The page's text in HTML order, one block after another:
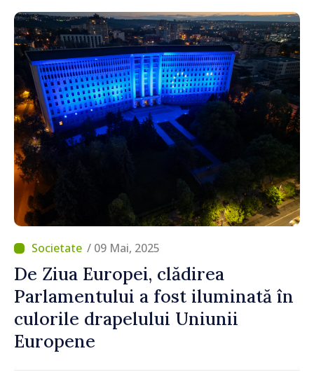
/ 09 Mai, 2025
De Ziua Europei, clădirea
Parlamentului a fost iluminată în
culorile drapelului Uniunii
Europene